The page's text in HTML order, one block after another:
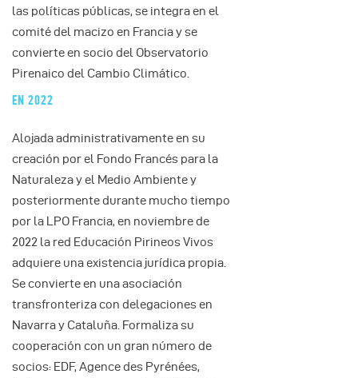
las políticas públicas, se integra en el
comité del macizo en Francia y se
convierte en socio del Observatorio
Pirenaico del Cambio Climático.
EN 2022
Alojada administrativamente en su
creación por el Fondo Francés para la
Naturaleza y el Medio Ambiente y
posteriormente durante mucho tiempo
por la LPO Francia, en noviembre de
2022 la red Educación Pirineos Vivos
adquiere una existencia jurídica propia.
Se convierte en una asociación
transfronteriza con delegaciones en
Navarra y Cataluña. Formaliza su
cooperación con un gran número de
socios: EDF, Agence des Pyrénées,